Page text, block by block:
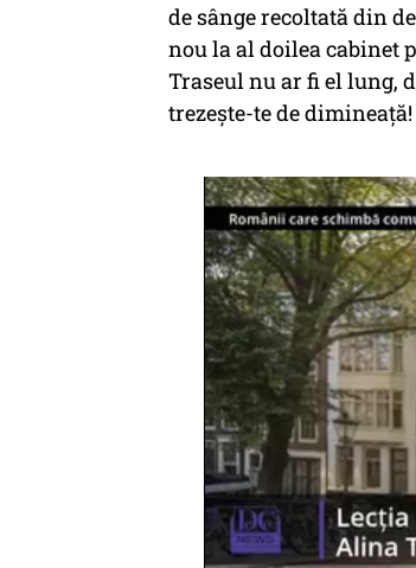
de sânge recoltată din
nou la al doilea cabinet
Traseul nu ar fi el lung,
trezeşte-te de dimineaţă!